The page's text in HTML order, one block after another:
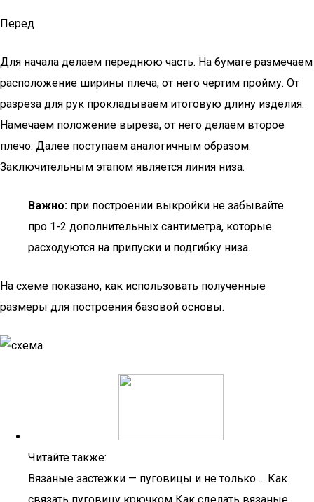
Перед
Для начала делаем переднюю часть. На бумаге размечаем
расположение ширины плеча, от него чертим пройму. От
разреза для рук прокладываем итоговую длину изделия.
Намечаем положение выреза, от него делаем второе
плечо. Далее поступаем аналогичным образом.
Заключительным этапом является линия низа.
Важно: при построении выкройки не забывайте
про 1-2 дополнительных сантиметра, которые
расходуются на припуски и подгибку низа.
На схеме показано, как использовать полученные
размеры для построения базовой основы.
Читайте также:
Вязаные застежки — пуговицы и не только…. Как